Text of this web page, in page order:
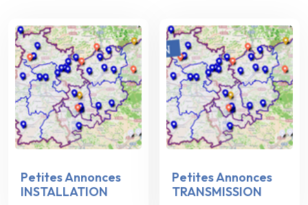
Petites Annonces
INSTALLATION
Petites Annonces
TRANSMISSION